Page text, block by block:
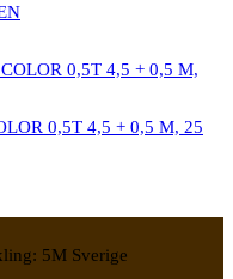
0,5T 4,5 + 0,5 M, 25
5M Sverige